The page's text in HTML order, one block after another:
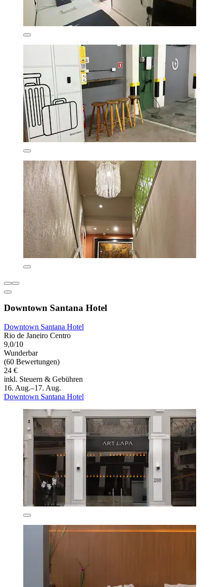
Downtown Santana Hotel
Downtown Santana Hotel
Rio de Janeiro Centro
9,0/10
Wunderbar
(60 Bewertungen)
24 €
inkl. Steuern & Gebühren
16. Aug.–17. Aug.
Downtown Santana Hotel